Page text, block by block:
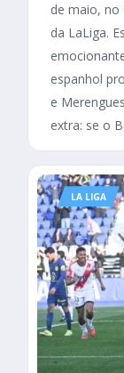
de maio, no
da LaLiga.
espanhol
e
extra: se o
LA LIGA